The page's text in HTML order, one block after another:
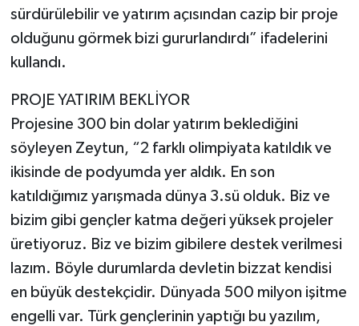
sürdürülebilir ve yatırım açısından cazip bir proje
olduğunu görmek bizi gururlandırdı” ifadelerini
kullandı.
PROJE YATIRIM BEKLİYOR
Projesine 300 bin dolar yatırım beklediğini
söyleyen Zeytun, “2 farklı olimpiyata katıldık ve
ikisinde de podyumda yer aldık. En son
katıldığımız yarışmada dünya 3.sü olduk. Biz ve
bizim gibi gençler katma değeri yüksek projeler
üretiyoruz. Biz ve bizim gibilere destek verilmesi
lazım. Böyle durumlarda devletin bizzat kendisi
en büyük destekçidir. Dünyada 500 milyon işitme
engelli var. Türk gençlerinin yaptığı bu yazılım,